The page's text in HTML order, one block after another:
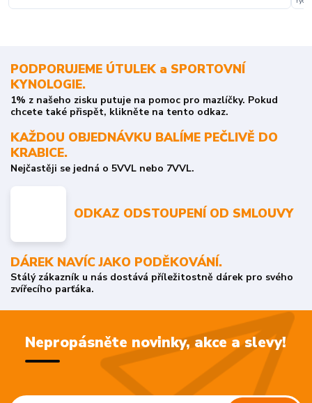
PODPORUJEME ÚTULEK a SPORTOVNÍ
KYNOLOGIE.
1% z našeho zisku putuje na pomoc pro mazlíčky. Pokud
chcete také přispět, klikněte na tento odkaz.
KAŽDOU OBJEDNÁVKU BALÍME PEČLIVĚ DO
KRABICE.
Nejčastěji se jedná o 5VVL nebo 7VVL.
ODKAZ ODSTOUPENÍ OD SMLOUVY
DÁREK NAVÍC JAKO PODĚKOVÁNÍ.
Stálý zákazník u nás dostává příležitostně dárek pro svého
zvířecího parťáka.
Nepropásněte novinky, akce a slevy!